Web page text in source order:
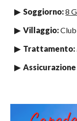
▶ Soggiorno:8
▶ Villaggio:
▶ Trattamento:
▶